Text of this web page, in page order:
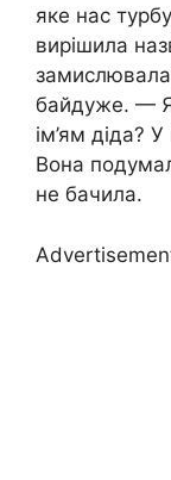
яке нас
вирішила
байдуже. —
ім’ям діда?
Вона
не бачила.